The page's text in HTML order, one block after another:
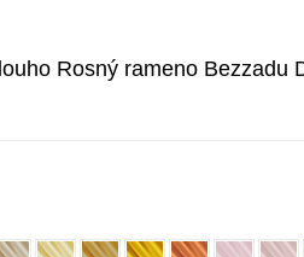
Rosný rameno Bezzadu